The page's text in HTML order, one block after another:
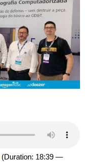
(Duration: 18:39 —